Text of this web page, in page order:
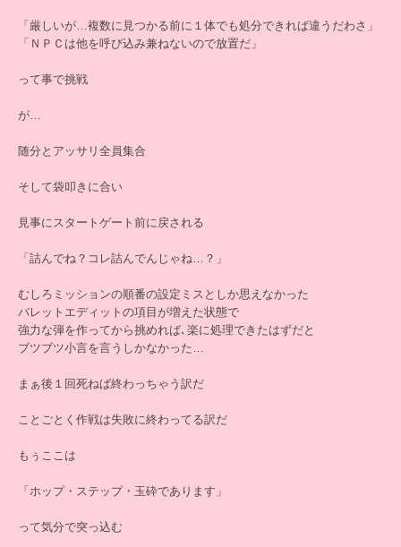
「厳しいが…複数に見つかる前に１体でも処分できれば違うだわさ」
「ＮＰＣは他を呼び込み兼ねないので放置だ」
って事で挑戦
が…
随分とアッサリ全員集合
そして袋叩きに合い
見事にスタートゲート前に戻される
「詰んでね？コレ詰んでんじゃね…？」
むしろミッションの順番の設定ミスとしか思えなかった
バレットエディットの項目が増えた状態で
強力な弾を作ってから挑めれば､楽に処理できたはずだと
ブツブツ小言を言うしかなかった…
まぁ後１回死ねば終わっちゃう訳だ
ことごとく作戦は失敗に終わってる訳だ
もぅここは
「ホップ・ステップ・玉砕であります」
って気分で突っ込む